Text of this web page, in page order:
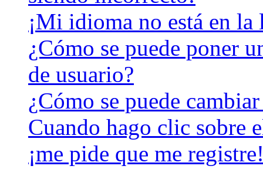
¡Mi idioma no está en la
¿Cómo se puede poner
de usuario?
¿Cómo se puede
Cuando hago clic sobre
¡me pide que me